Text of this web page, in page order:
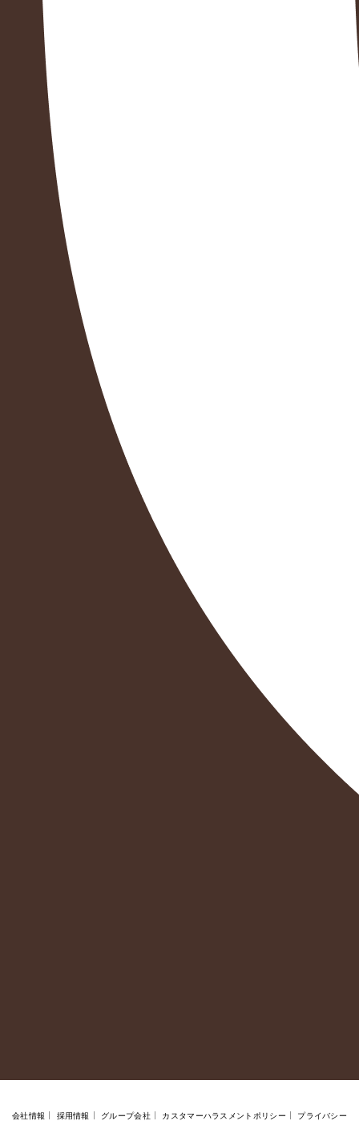
会社情報 採用情報 グループ会社 カスタマーハラスメントポリシー プライバシー